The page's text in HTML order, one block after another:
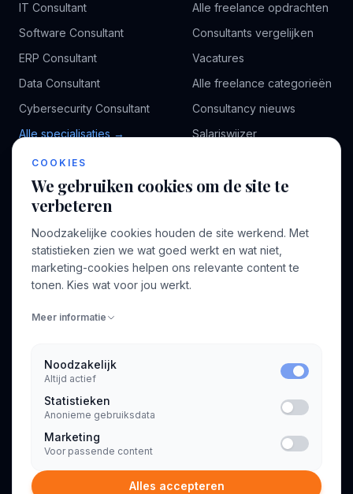
IT Consultant
Software Consultant
ERP Consultant
Data Consultant
Cybersecurity Consultant
Alle specialisaties →
Alle freelance opdrachten
Consultants vergelijken
Vacatures
Alle freelance categorieën
Consultancy nieuws
Salariswijzer
BEDRIJF
Over ons
Voor opdrachtgevers
Profiel aanmaken
INFORMATIE
Algemene voorwaarden
Privacyverklaring
COOKIES
We gebruiken cookies om de site te
verbeteren
Noodzakelijke cookies houden de site werkend. Met
statistieken zien we wat goed werkt en wat niet,
marketing-cookies helpen ons relevante content te
tonen. Kies wat voor jou werkt.
Meer informatie
Noodzakelijk
Altijd actief
Statistieken
Anonieme gebruiksdata
Marketing
Voor passende content
Alles accepteren